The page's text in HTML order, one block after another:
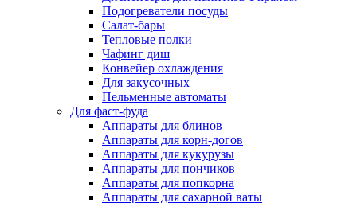
Подогреватели посуды
Салат-бары
Тепловые полки
Чафинг диш
Конвейер охлаждения
Для закусочных
Пельменные автоматы
Для фаст-фуда
Аппараты для блинов
Аппараты для корн-догов
Аппараты для кукурузы
Аппараты для пончиков
Аппараты для попкорна
Аппараты для сахарной ваты